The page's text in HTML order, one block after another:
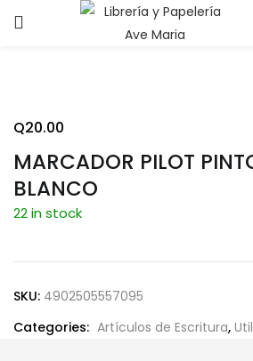
ENTRAR
MARCADOR PILOT
BLANCO
Q20.00
22 in stock
SKU: 4902505557095
Categories: Artículos de Escritura,